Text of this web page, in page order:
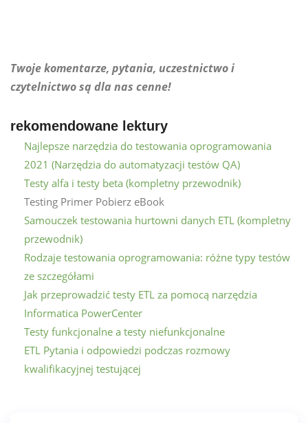
Twoje komentarze, pytania, uczestnictwo i
czytelnictwo są dla nas cenne!
rekomendowane lektury
Najlepsze narzędzia do testowania oprogramowania
2021 (Narzędzia do automatyzacji testów QA)
Testy alfa i testy beta (kompletny przewodnik)
Testing Primer Pobierz eBook
Samouczek testowania hurtowni danych ETL (kompletny
przewodnik)
Rodzaje testowania oprogramowania: różne typy testów
ze szczegółami
Jak przeprowadzić testy ETL za pomocą narzędzia
Informatica PowerCenter
Testy funkcjonalne a testy niefunkcjonalne
ETL Pytania i odpowiedzi podczas rozmowy
kwalifikacyjnej testującej